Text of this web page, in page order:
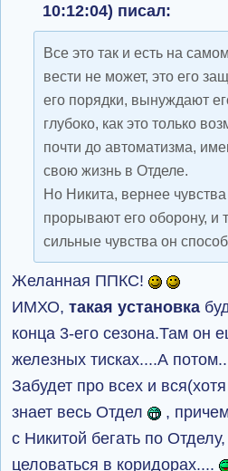
10:12:04) писал:
Все это так и есть на
вести не может, это его
его порядки, вынуждают
глубоко, как это только
почти до автоматизма,
свою жизнь в Отделе.
Но Никита, вернее
прорывают его оборону, и
сильные чувства он
Желанная ППКС!
ИМХО,такая установка
конца 3-его сезона.Там он
железных тисках....А
Забудет про всех и
знает весь Отдел
,
с Никитой бегать по
целоваться в коридорах....